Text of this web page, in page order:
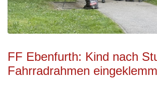
FF Ebenfurth: Kind nach
Fahrradrahmen